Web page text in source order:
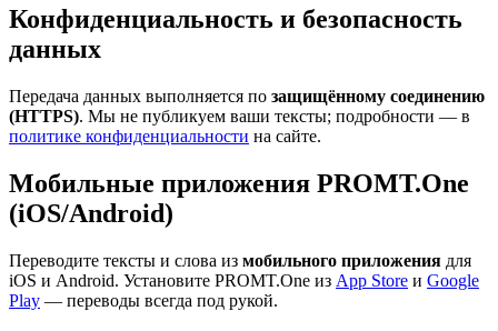
Конфиденциальность и безопасность
данных
Передача данных выполняется по защищённому соединению
(HTTPS). Мы не публикуем ваши тексты; подробности — в
политике конфиденциальности на сайте.
Мобильные приложения PROMT.One
(iOS/Android)
Переводите тексты и слова из мобильного приложения для
iOS и Android. Установите PROMT.One из App Store и Google
Play — переводы всегда под рукой.